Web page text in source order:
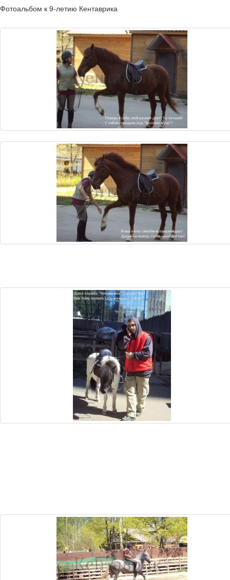
Фотоальбом к 9-летию Кентаврика